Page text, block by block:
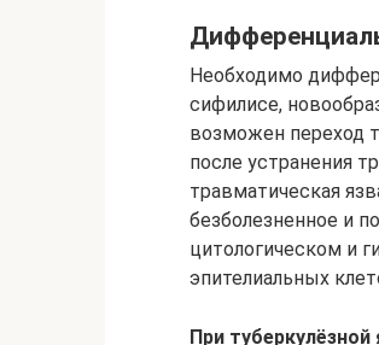
Необходимо
сифилисе,
возможен переход
после устранения
травматическая
безболезненное и
цитологическом и
эпителиальных
При туберкулёзной